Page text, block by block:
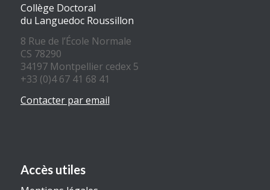
Collège Doctoral
du Languedoc Roussillon
8 Rue de l’École Normale
CS 78290
34197 Montpellier cedex 5
+33 (0)4 67 41 68 41
Contacter par email
Accès utiles